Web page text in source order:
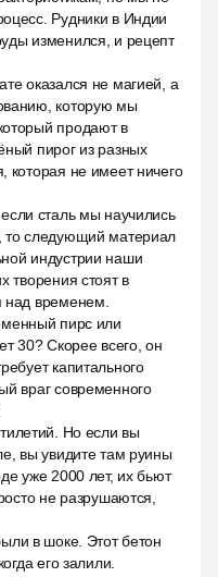
Рудники в Индии
изменился, и рецепт
оказался не магией, а
которую мы
продают в
пирог из разных
которая не имеет ничего
сталь мы научились
то следующий материал
индустрии наши
творения стоят в
над временем.
пирс или
30? Скорее всего, он
капитального
враг современного
Но если вы
вы увидите там руины
уже 2000 лет, их бьют
не разрушаются,
в шоке. Этот бетон
его залили.